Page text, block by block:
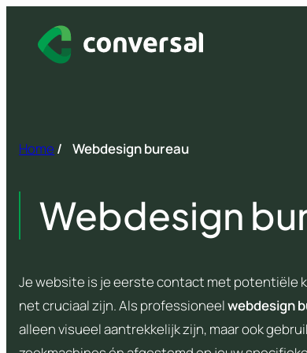
Home / Webdesign bureau
Webdesign
Je website is je eerste contact met potentiële
net cruciaal zijn. Als professioneelwebdesign
alleen visueel aantrekkelijk zijn, maar ook